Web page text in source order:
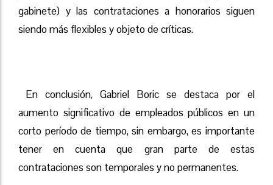
gabinete) y las contrataciones a honorarios siguen
siendo más flexibles y objeto de críticas.
En conclusión, Gabriel Boric se destaca por el
aumento significativo de empleados públicos en un
corto período de tiempo, sin embargo, es importante
tener en cuenta que gran parte de estas
contrataciones son temporales y no permanentes.